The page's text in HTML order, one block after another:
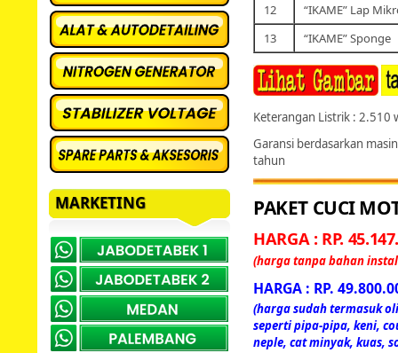
12
“IKAME” Lap
13
“IKAME” Sponge
Keterangan Listrik : 2.510
Garansi berdasarkan
tahun
PAKET CUCI
HARGA : RP.
(harga tanpa bahan
HARGA : RP.
(harga sudah termasuk
seperti pipa-pipa, keni,
neple, cat minyak, kuas,
MARKETING